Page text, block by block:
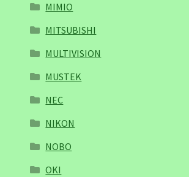
MIMIO
MITSUBISHI
MULTIVISION
MUSTEK
NEC
NIKON
NOBO
OKI